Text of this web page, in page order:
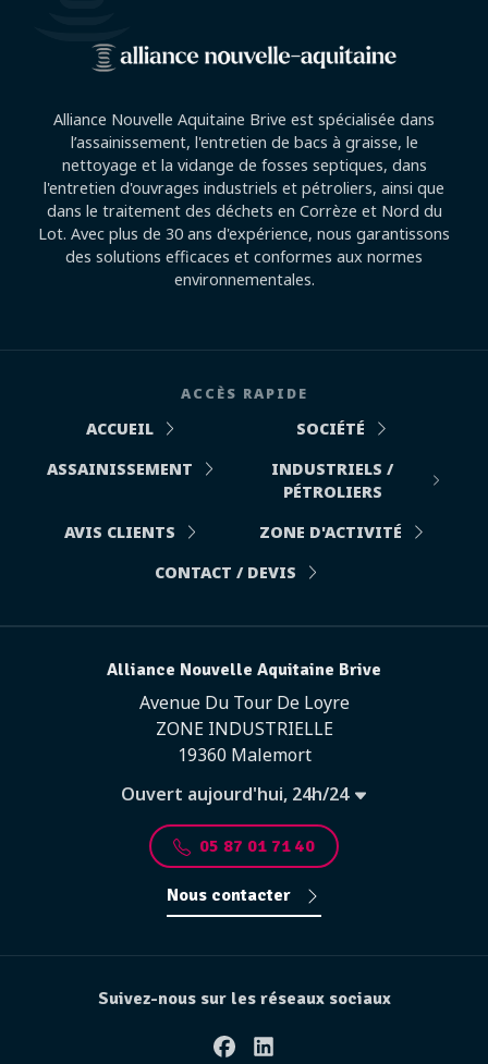
Alliance Nouvelle Aquitaine Brive est spécialisée dans
l’assainissement, l'entretien de bacs à graisse, le
nettoyage et la vidange de fosses septiques, dans
l'entretien d'ouvrages industriels et pétroliers, ainsi que
dans le traitement des déchets en Corrèze et Nord du
Lot. Avec plus de 30 ans d'expérience, nous garantissons
des solutions efficaces et conformes aux normes
environnementales.
ACCÈS RAPIDE
ACCUEIL
SOCIÉTÉ
ASSAINISSEMENT
INDUSTRIELS /
PÉTROLIERS
AVIS CLIENTS
ZONE D'ACTIVITÉ
CONTACT / DEVIS
Alliance Nouvelle Aquitaine Brive
Avenue Du Tour De Loyre
ZONE INDUSTRIELLE
19360 Malemort
Ouvert aujourd'hui, 24h/24
05 87 01 71 40
Nous contacter
Suivez-nous sur les réseaux sociaux
FacebookLinkedin